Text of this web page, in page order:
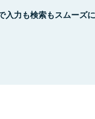
入力も検索もスムーズ